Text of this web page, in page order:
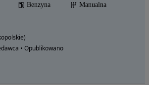
Benzyna
Manualna
• Opublikowano